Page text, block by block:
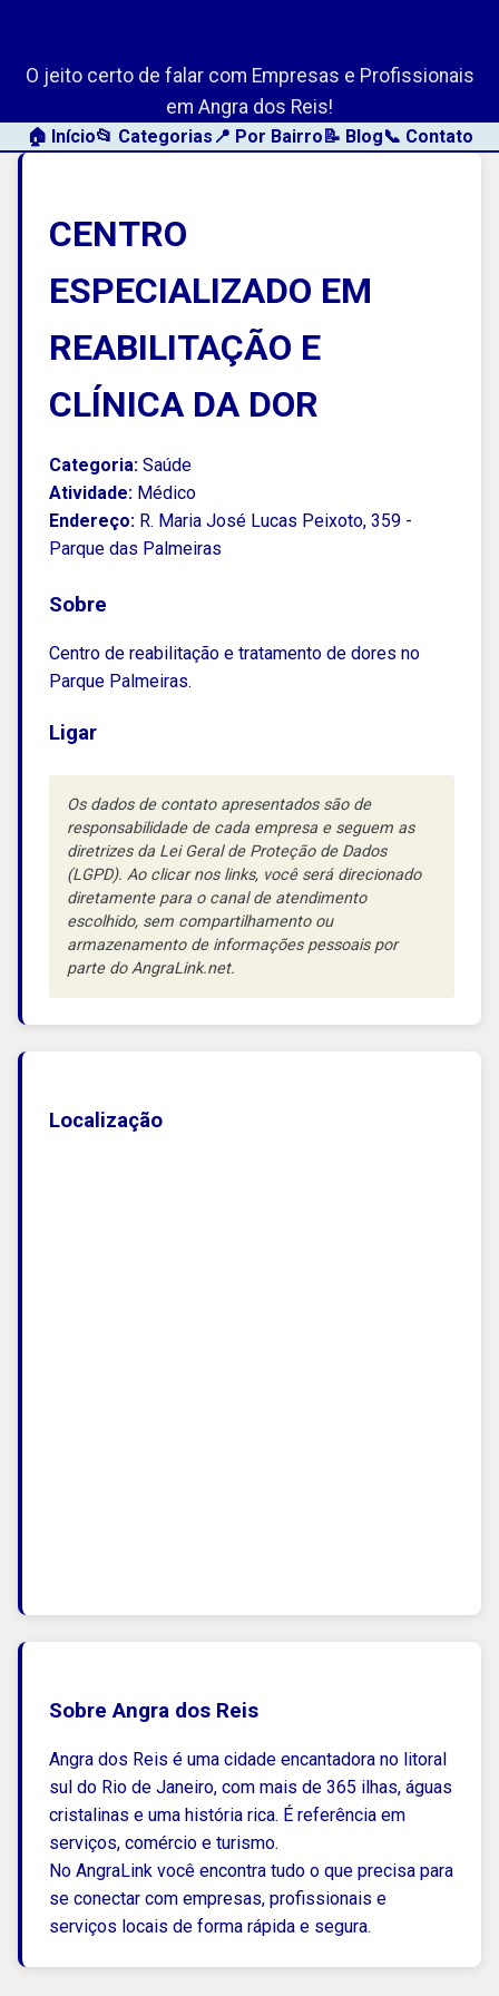
O jeito certo de falar com Empresas e Profissionais
em Angra dos Reis!
🏠 Início📂 Categorias 📍 Por Bairro📝 Blog📞 Contato
CENTRO
ESPECIALIZADO EM
REABILITAÇÃO E
CLÍNICA DA DOR
Categoria: Saúde
Atividade: Médico
Endereço: R. Maria José Lucas Peixoto, 359 -
Parque das Palmeiras
Sobre
Centro de reabilitação e tratamento de dores no
Parque Palmeiras.
Ligar
Os dados de contato apresentados são de
responsabilidade de cada empresa e seguem as
diretrizes da Lei Geral de Proteção de Dados
(LGPD). Ao clicar nos links, você será direcionado
diretamente para o canal de atendimento
escolhido, sem compartilhamento ou
armazenamento de informações pessoais por
parte do AngraLink.net.
Localização
Sobre Angra dos Reis
Angra dos Reis é uma cidade encantadora no litoral
sul do Rio de Janeiro, com mais de 365 ilhas, águas
cristalinas e uma história rica. É referência em
serviços, comércio e turismo.
No AngraLink você encontra tudo o que precisa para
se conectar com empresas, profissionais e
serviços locais de forma rápida e segura.